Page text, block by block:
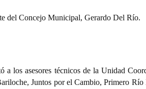
del Concejo Municipal, Gerardo Del Río.
a los asesores técnicos de la Unidad
Juntos por el Cambio, Primero Río